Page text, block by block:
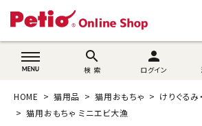
wovn-lang-name
search
検 索
person
ログイン
猫用品
HOME 猫用品 猫用おもちゃ
けりぐるみ
猫用おもちゃ ミニエビ大漁